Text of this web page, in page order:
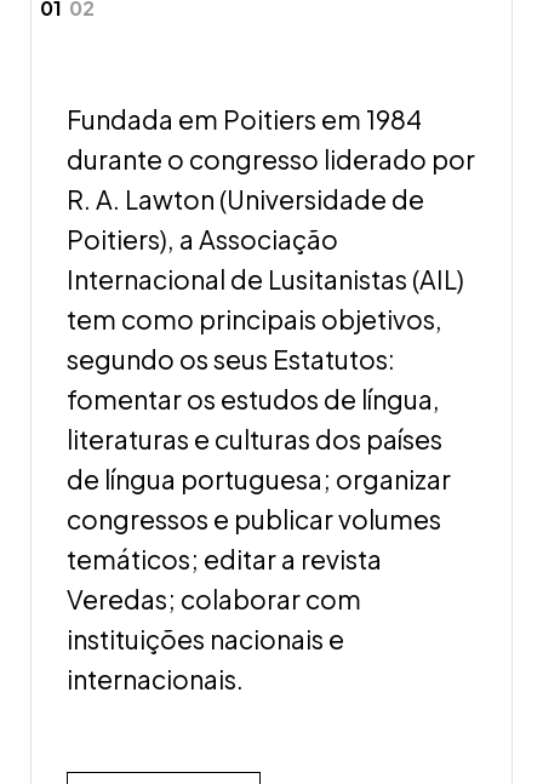
01 02
Fundada em Poitiers em 1984
durante o congresso liderado por
R. A. Lawton (Universidade de
Poitiers), a Associação
Internacional de Lusitanistas (AIL)
tem como principais objetivos,
segundo os seus Estatutos:
fomentar os estudos de língua,
literaturas e culturas dos países
de língua portuguesa; organizar
congressos e publicar volumes
temáticos; editar a revista
Veredas; colaborar com
instituições nacionais e
internacionais.